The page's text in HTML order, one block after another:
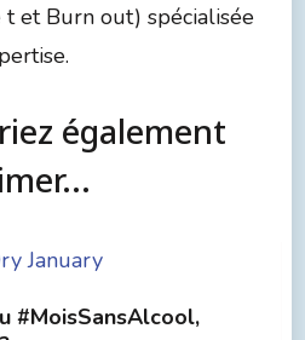
et Burn out) spécialisée
également
#MoisSansAlcool,